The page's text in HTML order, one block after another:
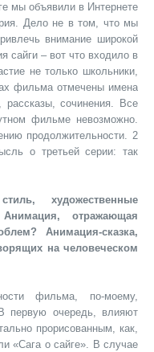
мы объявили в Интернете
Дело не в том, что мы
внимание широкой
сайги – вот что входило в
не только школьники,
фильма отмечены имена
сочинения. Все
фильме невозможно.
продолжительности. 2
о третьей серии: так
художественные
отражающая
Анимация-сказка,
на человеческом
фильма, по-моему,
первую очередь, влияют
прорисованным, как,
«Сага о сайге». В случае